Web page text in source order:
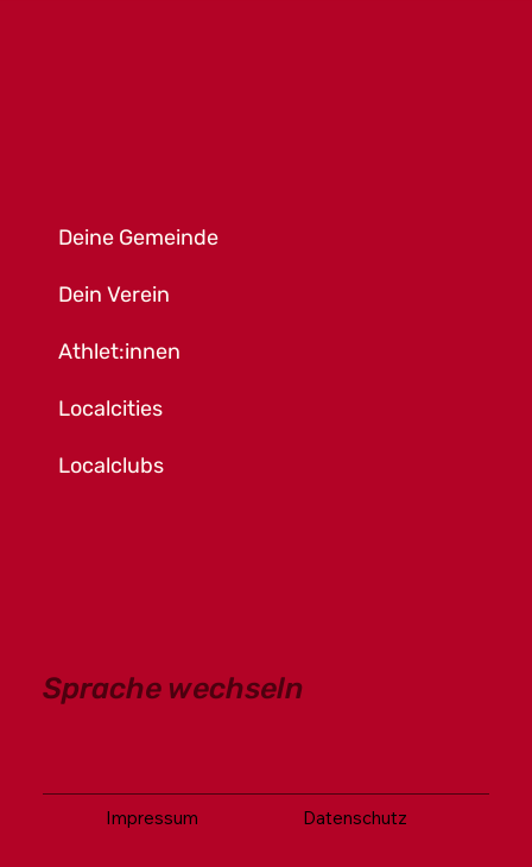
Deine Gemeinde
Dein Verein
Athlet:innen
Localcities
Localclubs
Sprache wechseln
Impressum Datenschutz